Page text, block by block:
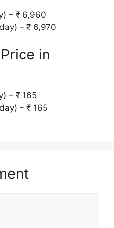
– ₹ 6,960
– ₹ 6,970
in
– ₹ 165
– ₹ 165